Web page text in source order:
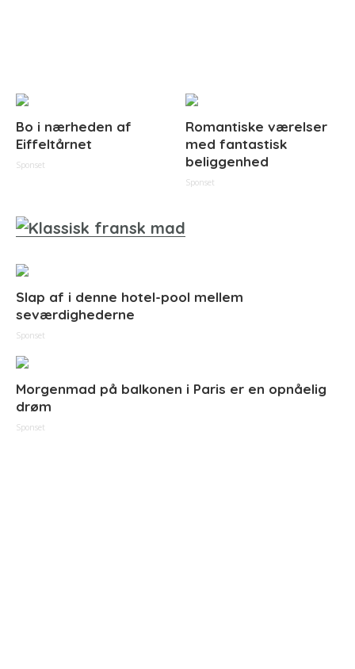
Bo i nærheden af
Eiffeltårnet
Sponset
Romantiske værelser
med fantastisk
beliggenhed
Sponset
Slap af i denne hotel-pool mellem
seværdighederne
Sponset
Morgenmad på balkonen i Paris er en opnåelig
drøm
Sponset